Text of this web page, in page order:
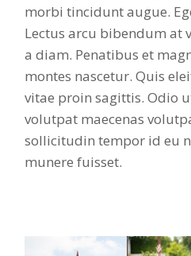
morbi tincidunt augue.
Lectus arcu bibendum at
a diam. Penatibus et
montes nascetur. Quis
vitae proin sagittis. Odio
volutpat maecenas
sollicitudin tempor id eu
munere fuisset.